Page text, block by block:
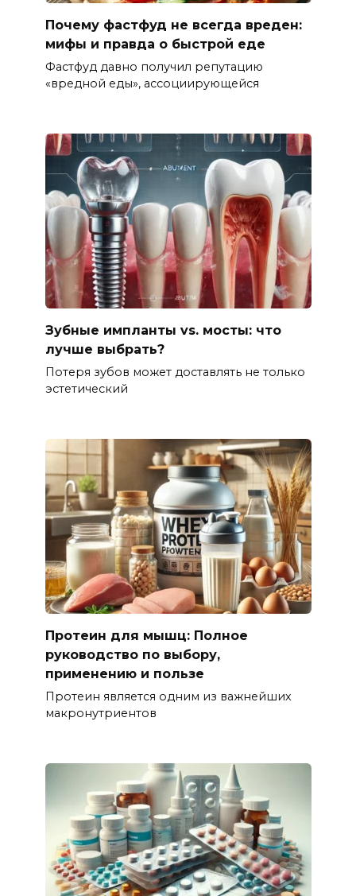
Почему фастфуд не всегда вреден:
мифы и правда о быстрой еде
Фастфуд давно получил репутацию
«вредной еды», ассоциирующейся
Зубные импланты vs. мосты: что
лучше выбрать?
Потеря зубов может доставлять не только
эстетический
Протеин для мышц: Полное
руководство по выбору,
применению и пользе
Протеин является одним из важнейших
макронутриентов